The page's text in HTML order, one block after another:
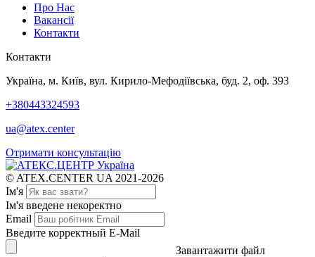
Про Нас
Вакансії
Контакти
Контакти
Україна, м. Київ, вул. Кирило-Мефодіївська, буд. 2, оф. 393
+380443324593
ua@atex.center
Отримати консультацію
© ATEX.CENTER UA 2021-2026
Ім'я
Ім'я введене некоректно
Email
Введите корректный E-Mail
Завантажити файл